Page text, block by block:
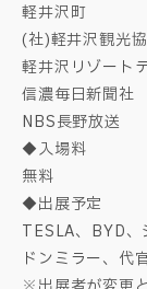
軽井沢町
(社)軽井沢観光
軽井沢リゾート
信濃毎日新聞社
NBS長野放送
◆入場料
無料
◆出展予定
TESLA、BYD、
ドンミラー、